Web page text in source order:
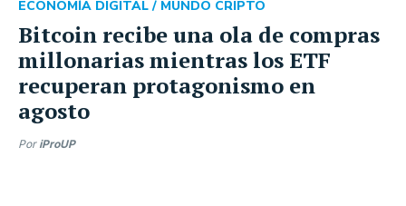
Bitcoin recibe una ola de compras
millonarias mientras los ETF
recuperan protagonismo en
agosto
ECONOMÍA DIGITAL / MUNDO CRIPTO
Por iProUP